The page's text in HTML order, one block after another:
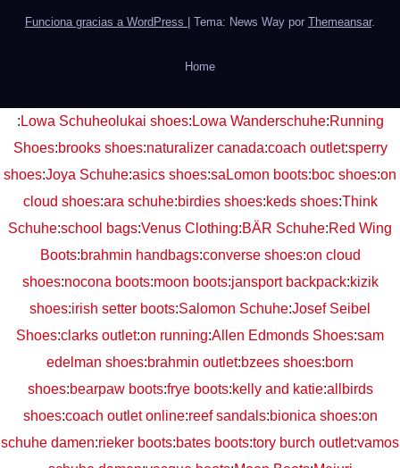
Funciona gracias a WordPress Tema: News Way por Themeansar.
Home
: Lowa Schuheolukai shoes: Lowa Wanderschuhe:Running
Shoes:brooks shoes:naturalizer canada:coach outlet:sperry
shoes:Joya Schuhe:asics shoes:saLomon boots:boc shoes:on
cloud shoes:ara schuhe:birdies shoes:keds shoes:Think
Schuhe:school bags:Venus Clothing:BÄR Schuhe:Red Wing
Boots:brahmin handbags:converse shoes:on cloud
shoes:nocona boots:moon boots:jansport backpack:kizik
shoes:irish setter boots:Salomon Schuhe:Josef Seibel
Shoes:clarks outlet:on running:Allen Edmonds Shoes:sam
edelman shoes:brahmin outlet:bzees shoes:born
shoes:bearpaw boots:frye boots:kelly and katie:allbirds
shoes:coach outlet online:reef sandals:bionica shoes:on
schuhe damen:rieker boots:bates boots:tory burch outlet:vamos